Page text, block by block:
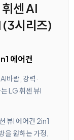
센 AI
(3시리즈)
에어컨
바람, 강력·
LG 휘센 뷰I
뷰I 에어컨 2in1
을 원하는 가정,